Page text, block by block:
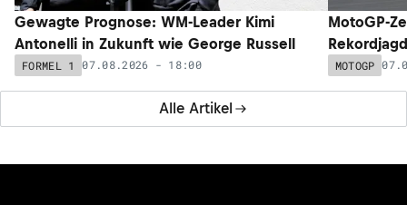
Alle Artikel
Gewagte Prognose: WM-Leader Kimi
Antonelli in Zukunft wie George Russell
FORMEL 1 07.08.2026 - 18:00
MotoGP-
MOTOGP